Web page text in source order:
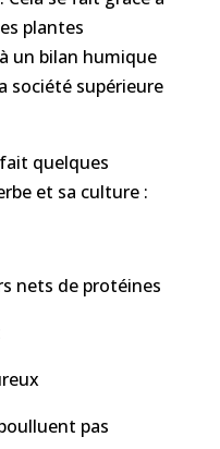
plantes
un bilan humique
société supérieure
quelques
et sa culture :
nets de protéines
pas